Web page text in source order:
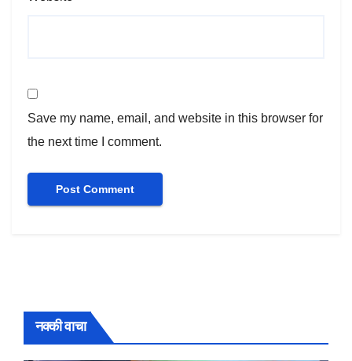
Save my name, email, and website in this browser for
the next time I comment.
नक्की वाचा